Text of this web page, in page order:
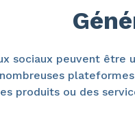
sociaux peuvent être
produits ou des